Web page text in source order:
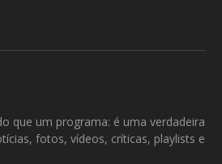
que um programa: é uma verdadeira
fotos, vídeos, críticas, playlists e